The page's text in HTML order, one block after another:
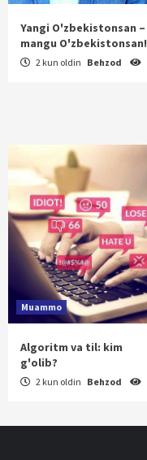
Yangi O'zbekistonsan –
mangu O'zbekistonsan!
2 kun oldin Behzod
Muammo
Algoritm va til: kim
g'olib?
2 kun oldin Behzod